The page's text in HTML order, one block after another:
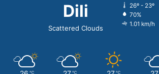
Dili
Scattered Clouds
26º - 23º
70%
1.01 km/h
℃ ℃ ℃